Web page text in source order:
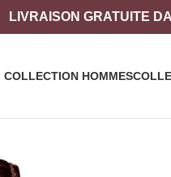
LIVRAISON GRATUITE
COLLECTION HOMMES